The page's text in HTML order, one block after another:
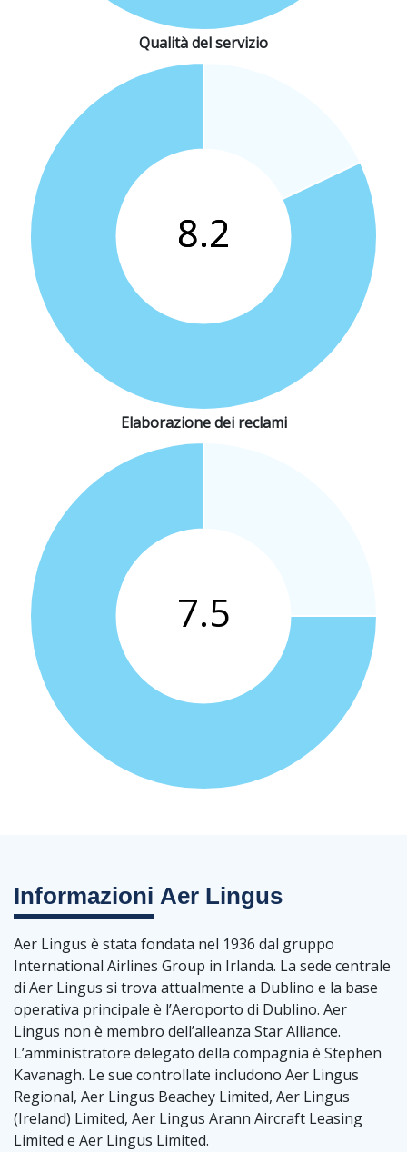
Qualità del servizio
Elaborazione dei reclami
Informazioni Aer Lingus
Aer Lingus è stata fondata nel 1936 dal gruppo
International Airlines Group in Irlanda. La sede centrale
di Aer Lingus si trova attualmente a Dublino e la base
operativa principale è l’Aeroporto di Dublino. Aer
Lingus non è membro dell’alleanza Star Alliance.
L’amministratore delegato della compagnia è Stephen
Kavanagh. Le sue controllate includono Aer Lingus
Regional, Aer Lingus Beachey Limited, Aer Lingus
(Ireland) Limited, Aer Lingus Arann Aircraft Leasing
Limited e Aer Lingus Limited.